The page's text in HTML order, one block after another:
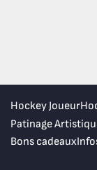
Hockey Joueur
Patinage
Bons cadeaux